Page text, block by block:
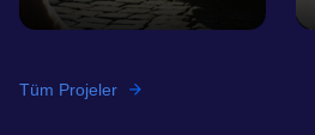
Tüm Projeler